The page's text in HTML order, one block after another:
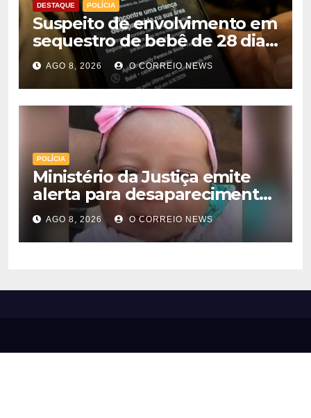
DESTAQUE POLÍCIA
Suspeito de envolvimento em
sequestro de bebê de 28 dias
é preso na Capital
AGO 8, 2026 O CORREIO NEWS
POLÍCIA
Ministério da Justiça emite
alerta para desaparecimento
de bebê de 28 dias em MS;
polícia apura suposto
sequestro
AGO 8, 2026 O CORREIO NEWS